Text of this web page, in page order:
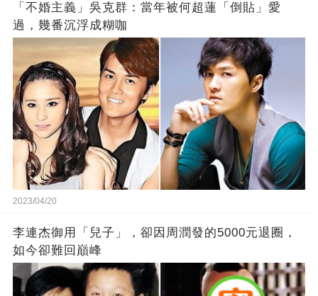
「不婚主義」吳克群：當年被何超蓮「倒貼」愛
過，幾番沉浮成糊咖
2023/04/20
李連杰御用「兒子」，卻因周潤發的5000元退圈，
如今卻難回巔峰